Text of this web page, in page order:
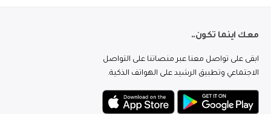
معك اينما تكون..
ابقى على تواصل معنا عبر منصاتنا على التواصل
الاجتماعي وتطبيق الرشيد على الهواتف الذكية.